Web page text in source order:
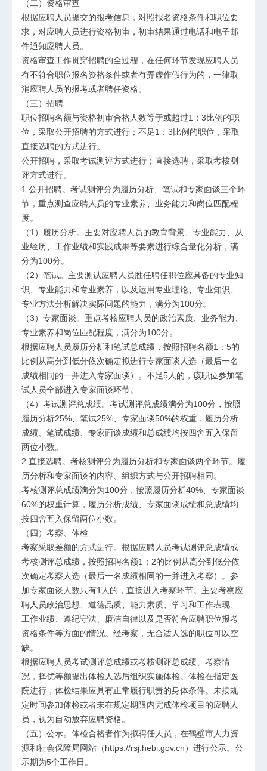
（二）资格审查
根据应聘人员提交的报考信息，对照报名资格条件和职位要
求，对应聘人员进行资格初审，初审结果通过电话和电子邮
件通知应聘人员。
资格审查工作贯穿招聘的全过程，在任何环节发现应聘人员
有不符合职位报名资格条件或者有弄虚作假行为的，一律取
消应聘人员的报考或者聘任资格。
（三）招聘
职位招聘名额与资格初审合格人数等于或超过1：3比例的职
位，采取公开招聘的方式进行；不足1：3比例的职位，采取
直接选聘的方式进行。
公开招聘，采取考试测评方式进行；直接选聘，采取考核测
评方式进行。
1.公开招聘。 考试测评分为履历分析、笔试和专家面谈三个环
节，重点测查应聘人员的专业素养、业务能力和岗位匹配程
度。
（1）履历分析。主要对应聘人员的教育背景、专业能力、从
业经历、工作业绩和实践成果等要素进行综合量化分析，满
分为100分。
（2）笔试。主要测试应聘人员胜任聘任职位应具备的专业知
识、专业能力和专业素养，以及运用专业理论、专业知识、
专业方法分析解决实际问题的能力，满分为100分。
（3）专家面谈。重点考核应聘人员的政治素质、业务能力、
专业素养和岗位匹配程度，满分为100分。
根据应聘人员履历分析和笔试总成绩，按照招聘名额1：5的
比例从高分到低分依次确定拟进行专家面谈人选（最后一名
成绩相同的一并进入专家面谈）。不足5人的，该职位参加笔
试人员全部进入专家面谈环节。
（4）考试测评总成绩。考试测评总成绩满分为100分，按照
履历分析25%、笔试25%、专家面谈50%的权重，履历分析
成绩、笔试成绩、专家面谈成绩和总成绩均按四舍五入保留
两位小数。
2.直接选聘。 考核测评分为履历分析和专家面谈两个环节。履
历分析和专家面谈的内容、组织方式与公开招聘相同。
考核测评总成绩满分为100分，按照履历分析40%、专家面谈
60%的权重计算，履历分析成绩、专家面谈成绩和总成绩均
按四舍五入保留两位小数。
（四）考察、体检
考察采取差额的方式进行。根据应聘人员考试测评总成绩或
考核测评总成绩，按照招聘名额1：2的比例从高分到低分依
次确定考察人选（最后一名成绩相同的一并进入考察）。参
加专家面谈人数只有1人的，直接进入考察环节。主要考察应
聘人员政治思想、道德品质、能力素质、学习和工作表现、
工作业绩、遵纪守法、廉洁自律以及是否符合应聘职位报考
资格条件等方面的情况。经考察，无合适人选的职位可以空
缺。
根据应聘人员考试测评总成绩或考核测评总成绩、考察情
况，择优等额提出体检人选后组织实施体检。体检在指定医
院进行，体检结果应具有正常履行职责的身体条件。未按规
定时间参加体检或者未在规定期限内完成体检项目的应聘人
员，视为自动放弃应聘资格。
（五）公示。体检合格者作为拟聘任人员，在鹤壁市人力资
源和社会保障局网站（https://rsj.hebi.gov.cn）进行公示。公
示期为5个工作日。